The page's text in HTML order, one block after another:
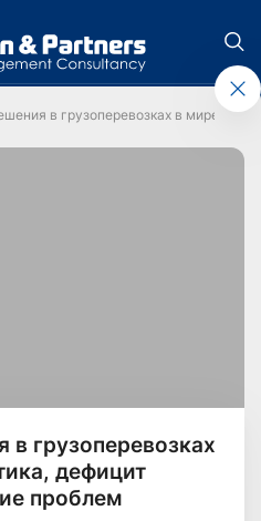
в грузоперевозках в мире -
грузоперевозках
дефицит
проблем